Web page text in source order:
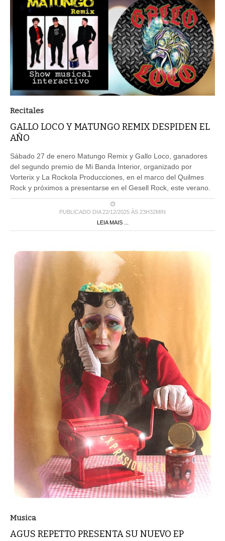
Recitales
GALLO LOCO Y MATUNGO REMIX DESPIDEN EL
AÑO
Sábado 27 de enero Matungo Remix y Gallo Loco, ganadores
del segundo premio de Mi Banda Interior, organizado por
Vorterix y La Rockola Producciones, en el marco del Quilmes
Rock y próximos a presentarse en el Gesell Rock, este verano.
PUBLICADO DIA 22/12/2025 ÀS 23H32MIN
LEIA MAIS ...
Musica
AGUS REPETTO PRESENTA SU NUEVO EP